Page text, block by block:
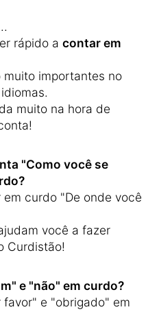
rápido a contar em
muito importantes no
muito na hora de
"Como você se
em curdo "De onde você
você a fazer
Curdistão!
e "não" em curdo?
favor" e "obrigado" em